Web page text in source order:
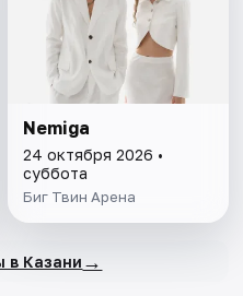
Nemiga
24 октября 2026 •
суббота
Биг Твин Арена
в Казани →